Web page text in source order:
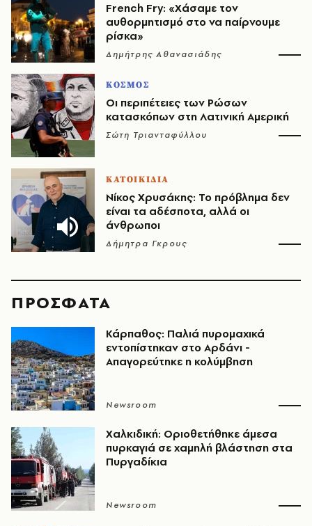
French Fry: «Χάσαμε τον
αυθορμητισμό στο να παίρνουμε
ρίσκα»
Δημήτρης Αθανασιάδης
ΚΟΣΜΟΣ
Οι περιπέτειες των Ρώσων
κατασκόπων στη Λατινική Αμερική
Σώτη Τριανταφύλλου
ΚΑΤΟΙΚΙΔΙΑ
Νίκος Χρυσάκης: Το πρόβλημα δεν
είναι τα αδέσποτα, αλλά οι
άνθρωποι
Δήμητρα Γκρους
ΠΡΟΣΦΑΤΑ
Κάρπαθος: Παλιά πυρομαχικά
εντοπίστηκαν στο Αρδάνι -
Απαγορεύτηκε η κολύμβηση
Newsroom
Χαλκιδική: Οριοθετήθηκε άμεσα
πυρκαγιά σε χαμηλή βλάστηση στα
Πυργαδίκια
Newsroom